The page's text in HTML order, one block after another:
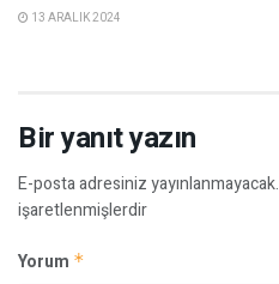
13 ARALIK 2024
Bir yanıt yazın
E-posta adresiniz yayınlanmayacak.
işaretlenmişlerdir
Yorum *